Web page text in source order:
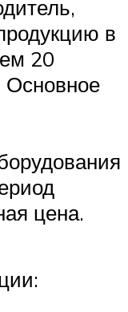
в
20
Основное
цена.